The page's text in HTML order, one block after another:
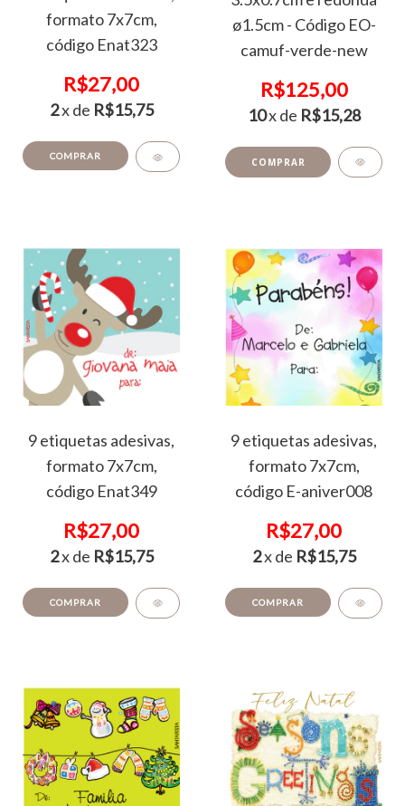
formato 7x7cm,
código Enat323
R$27,00
2x de R$15,75
COMPRAR
ø1.5cm - Código EO-
camuf-verde-new
R$125,00
10x de R$15,28
9 etiquetas adesivas,
formato 7x7cm,
código Enat349
R$27,00
2x de R$15,75
COMPRAR
9 etiquetas adesivas,
formato 7x7cm,
código E-aniver008
R$27,00
2x de R$15,75
COMPRAR